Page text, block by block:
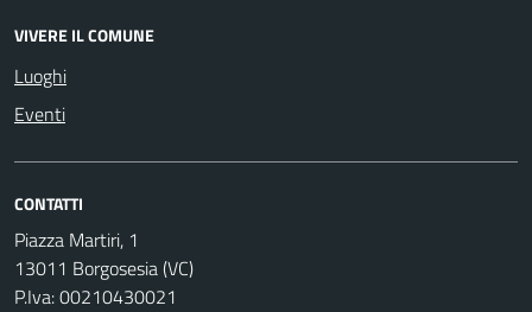
VIVERE IL COMUNE
Luoghi
Eventi
CONTATTI
Piazza Martiri, 1
13011 Borgosesia (VC)
P.Iva: 00210430021